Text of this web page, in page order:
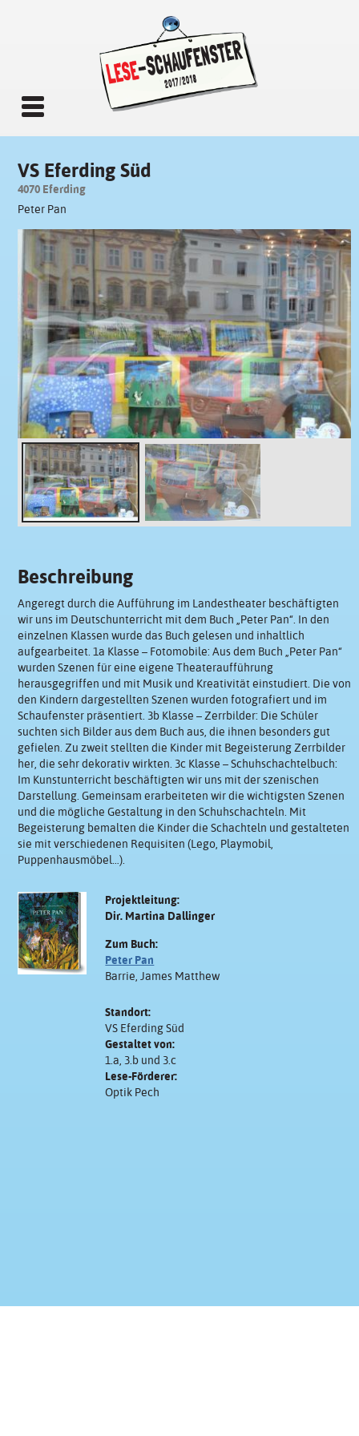
VS Eferding Süd
4070 Eferding
Peter Pan
Beschreibung
Angeregt durch die Aufführung im Landestheater beschäftigten
wir uns im Deutschunterricht mit dem Buch „Peter Pan“. In den
einzelnen Klassen wurde das Buch gelesen und inhaltlich
aufgearbeitet. 1a Klasse – Fotomobile: Aus dem Buch „Peter Pan“
wurden Szenen für eine eigene Theateraufführung
herausgegriffen und mit Musik und Kreativität einstudiert. Die von
den Kindern dargestellten Szenen wurden fotografiert und im
Schaufenster präsentiert. 3b Klasse – Zerrbilder: Die Schüler
suchten sich Bilder aus dem Buch aus, die ihnen besonders gut
gefielen. Zu zweit stellten die Kinder mit Begeisterung Zerrbilder
her, die sehr dekorativ wirkten. 3c Klasse – Schuhschachtelbuch:
Im Kunstunterricht beschäftigten wir uns mit der szenischen
Darstellung. Gemeinsam erarbeiteten wir die wichtigsten Szenen
und die mögliche Gestaltung in den Schuhschachteln. Mit
Begeisterung bemalten die Kinder die Schachteln und gestalteten
sie mit verschiedenen Requisiten (Lego, Playmobil,
Puppenhausmöbel…).
Projektleitung:
Dir. Martina Dallinger
Zum Buch:
Peter Pan
Barrie, James Matthew
Standort:
VS Eferding Süd
Gestaltet von:
1.a, 3.b und 3.c
Lese-Förderer:
Optik Pech